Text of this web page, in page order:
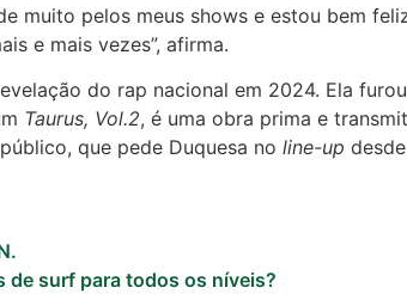
muito pelos meus shows e estou bem
e mais vezes”, afirma.
do rap nacional em 2024. Ela
Taurus, Vol.2, é uma obra prima e
que pede Duquesa no line-up
de surf para todos os níveis?